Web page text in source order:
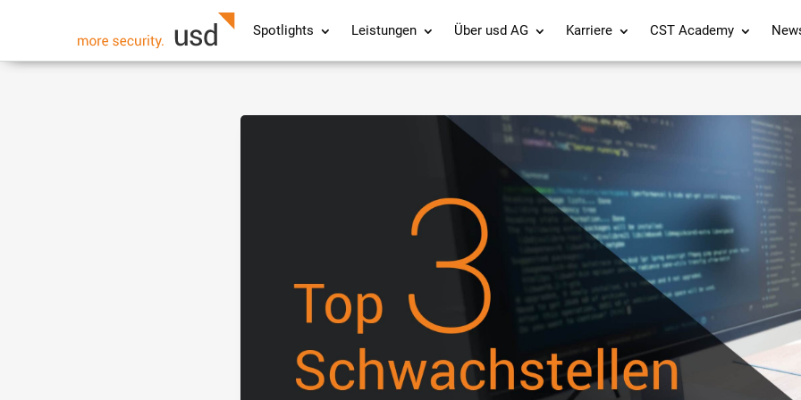
Spotlights Leistungen Über usd AG Karriere CST Academy